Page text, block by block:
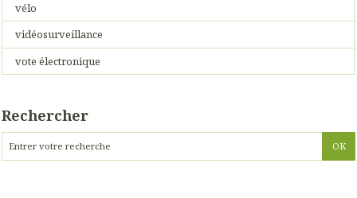
vélo
vidéosurveillance
vote électronique
Rechercher